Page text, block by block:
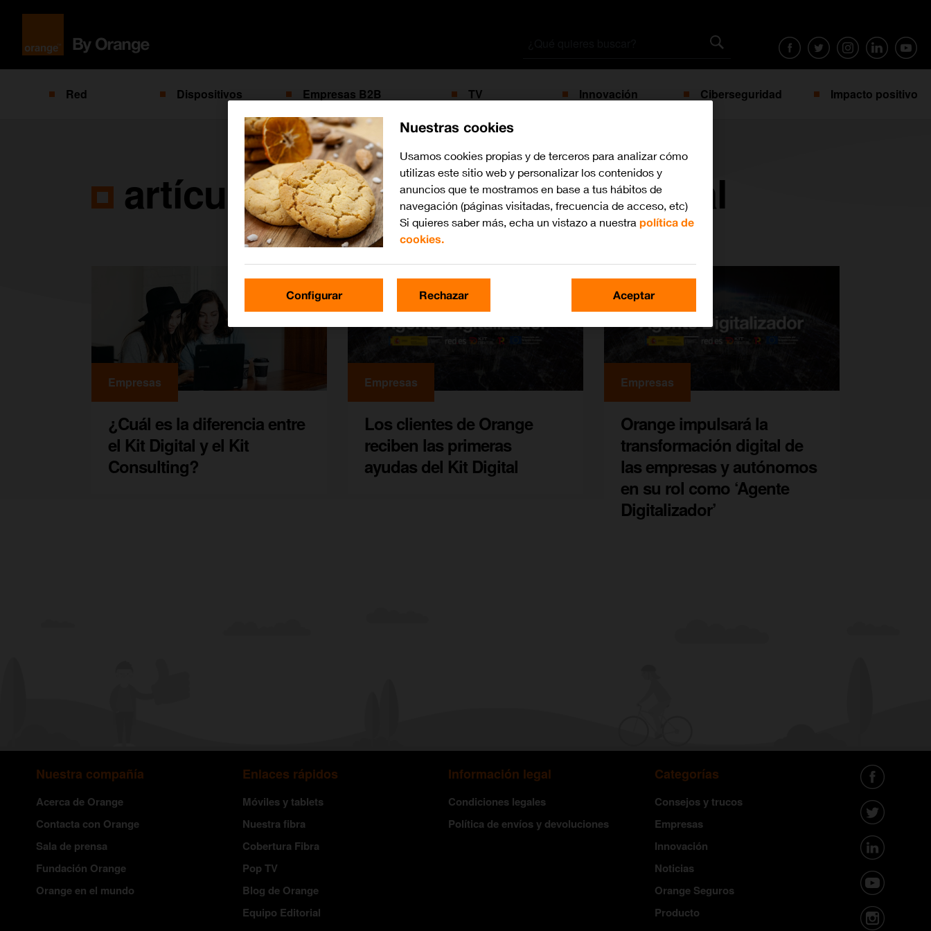
Red Dispositivos Empresas B2B TV Innovación Ciberseguridad Impacto positivo
artículos con la etiquetakit digital
Empresas
¿Cuál es la diferencia entre
el Kit Digital y el Kit
Consulting?
Empresas
Los clientes de Orange
reciben las primeras
ayudas del Kit Digital
Empresas
Orange impulsará la
transformación digital de
las empresas y autónomos
en su rol como ‘Agente
Digitalizador’
Nuestra compañía
Acerca de Orange
Contacta con Orange
Sala de prensa
Fundación Orange
Orange en el mundo
Enlaces rápidos
Móviles y tablets
Nuestra fibra
Cobertura Fibra
Pop TV
Blog de Orange
Equipo Editorial
Información legal
Condiciones legales
Política de envíos y devoluciones
Categorías
Consejos y trucos
Empresas
Innovación
Noticias
Orange Seguros
Producto
Nuestras cookies
Usamos cookies propias y de terceros para analizar cómo
utilizas este sitio web y personalizar los contenidos y
anuncios que te mostramos en base a tus hábitos de
navegación (páginas visitadas, frecuencia de acceso, etc)
Si quieres saber más, echa un vistazo a nuestra política de
cookies.
Configurar Rechazar Aceptar